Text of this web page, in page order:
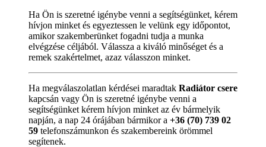
Ha Ön is szeretné igénybe venni a segítségünket, kérem
hívjon minket és egyeztessen le velünk egy időpontot,
amikor szakemberünket fogadni tudja a munka
elvégzése céljából. Válassza a kiváló minőséget és a
remek szakértelmet, azaz válasszon minket.
Ha megválaszolatlan kérdései maradtak Radiátor csere
kapcsán vagy Ön is szeretné igénybe venni a
segítségünket kérem hívjon minket az év bármelyik
napján, a nap 24 órájában bármikor a +36 (70) 739 02
59 telefonszámunkon és szakembereink örömmel
segítenek.